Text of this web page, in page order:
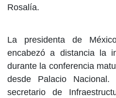
Rosalía.
La presidenta de
encabezó a distancia la
durante la conferencia
desde Palacio
secretario de